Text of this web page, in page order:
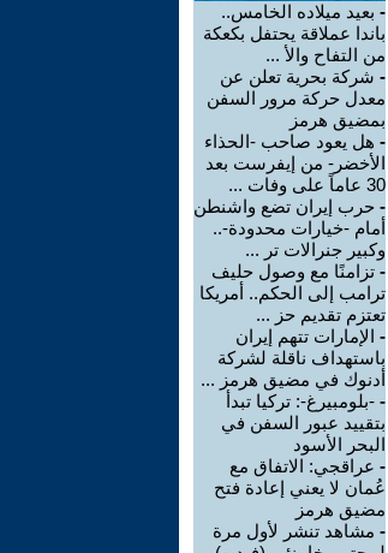
- بعيد ميلاده الخامس..
باندا عملاقة يحتفل بكعكة
من التفاح والأ ...
- شركة بحرية تعلن عن
معدل حركة مرور السفن
بمضيق هرمز
- هل يعود صاحب -الحذاء
الأخضر- من إيفرست بعد
30 عاماً على وفات ...
- حرب إيران تضع واشنطن
أمام -خيارات محدودة-..
وكبير جنرالات تر ...
- تزامنًا مع وصول حليف
ترامب إلى الحكم.. أمريكا
تعتزم تقديم حز ...
- الإمارات تتهم إيران
باستهداف ناقلة لشركة
أدنوك في مضيق هرمز ...
- -بلومبيرغ-: تركيا تبدأ
بتقييد عبور السفن في
البحر الأسود
- عراقجي: الاتفاق مع
عُمان لا يعني إعادة فتح
مضيق هرمز
- مشاهد تنشر لأول مرة